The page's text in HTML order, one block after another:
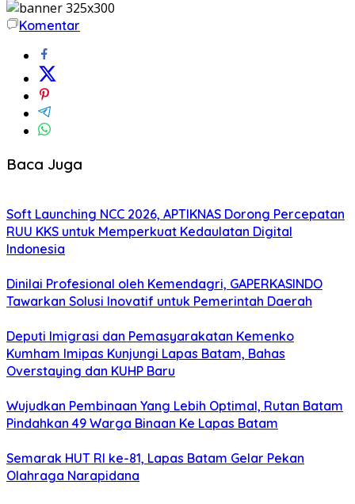
Komentar
Baca Juga
Soft Launching NCC 2026, APTIKNAS Dorong Percepatan
RUU KKS untuk Memperkuat Kedaulatan Digital
Indonesia
Dinilai Profesional oleh Kemendagri, GAPERKASINDO
Tawarkan Solusi Inovatif untuk Pemerintah Daerah
Deputi Imigrasi dan Pemasyarakatan Kemenko
Kumham Imipas Kunjungi Lapas Batam, Bahas
Overstaying dan KUHP Baru
Wujudkan Pembinaan Yang Lebih Optimal, Rutan Batam
Pindahkan 49 Warga Binaan Ke Lapas Batam
Semarak HUT RI ke-81, Lapas Batam Gelar Pekan
Olahraga Narapidana